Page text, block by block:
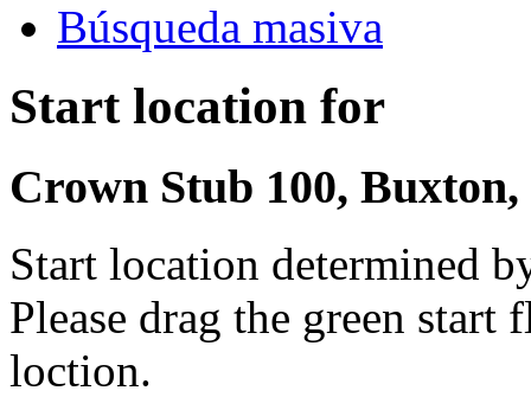
Búsqueda masiva
Start location for
Crown Stub 100,
Start location determined
Please drag the green start
loction.